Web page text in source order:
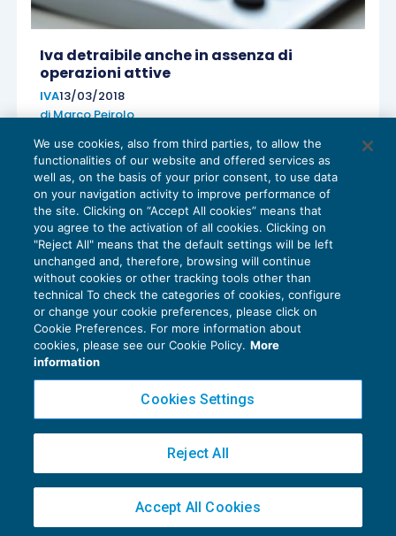
Iva detraibile anche in assenza di
operazioni attive
IVA13/03/2018
diMarco Peirolo
Rettifica della detrazione specifica nel
comparto immobiliare
IVA08/03/2018
We use cookies, also from third parties, to allow the
functionalities of our website and offered services as
well as, on the basis of your prior consent, to use data
on your navigation activity to improve performance of
the site. Clicking on “Accept All cookies” means that
you agree to the activation of all cookies. Clicking on
"Reject All" means that the default settings will be left
unchanged and, therefore, browsing will continue
without cookies or other tracking tools other than
technical To check the categories of cookies, configure
or change your cookie preferences, please click on
Cookie Preferences. For more information about
cookies, please see our Cookie Policy. More
information
Cookies Settings
Reject All
Accept All Cookies